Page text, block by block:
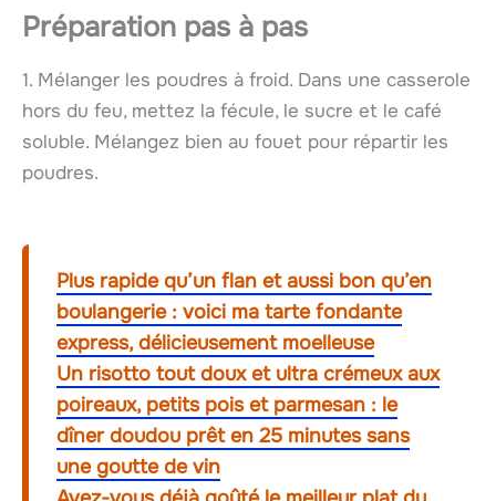
Préparation pas à pas
1. Mélanger les poudres à froid. Dans une casserole
hors du feu, mettez la fécule, le sucre et le café
soluble. Mélangez bien au fouet pour répartir les
poudres.
Plus rapide qu’un flan et aussi bon qu’en
boulangerie : voici ma tarte fondante
express, délicieusement moelleuse
Un risotto tout doux et ultra crémeux aux
poireaux, petits pois et parmesan : le
dîner doudou prêt en 25 minutes sans
une goutte de vin